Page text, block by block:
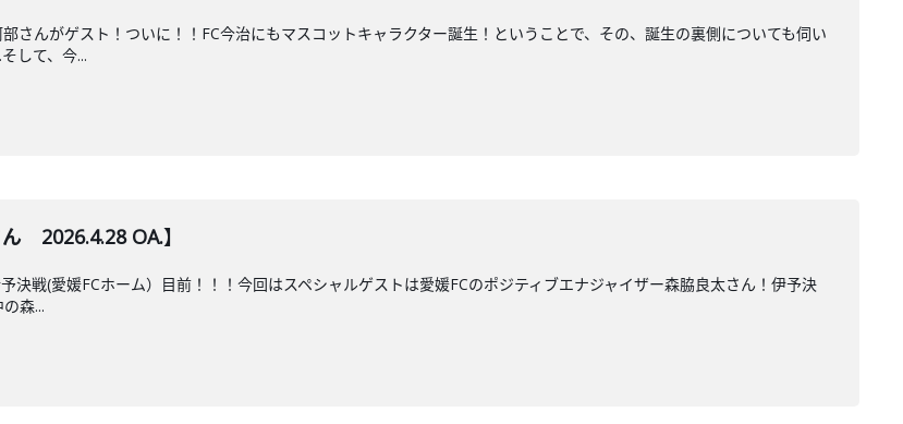
んがゲスト！ついに！！FC今治にもマスコットキャラクター誕生！ということで、その、誕生の裏側についても伺い
して、今...
2026.4.28 OA.】
決戦(愛媛FCホーム）目前！！！今回はスペシャルゲストは愛媛FCのポジティブエナジャイザー森脇良太さん！伊予決
森...